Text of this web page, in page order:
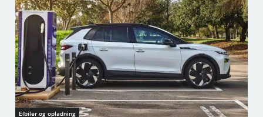
Elbiler og opladning